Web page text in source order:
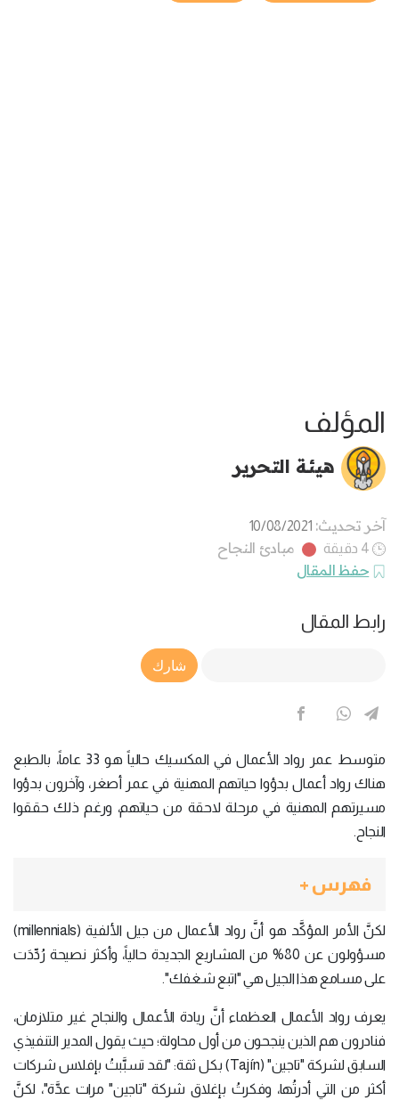
المؤلف
هيئة التحرير
آخر تحديث: 10/08/2021
4 دقيقة
مبادئ النجاح
حفظ المقال
رابط المقال
Article Link
شارك
متوسط عمر رواد الأعمال في المكسيك حالياً هو 33 عاماً، بالطبع
هناك رواد أعمال بدؤوا حياتهم المهنية في عمر أصغر، وآخرون بدؤوا
مسيرتهم المهنية في مرحلة لاحقة من حياتهم، ورغم ذلك حققوا
النجاح.
فهرس +
لكنَّ الأمر المؤكَّد هو أنَّ رواد الأعمال من جيل الألفية (millennials)
مسؤولون عن 80% من المشاريع الجديدة حالياً، وأكثر نصيحة رُدِّدَت
على مسامع هذا الجيل هي "اتبع شغفك".
يعرف رواد الأعمال العظماء أنَّ ريادة الأعمال والنجاح غير متلازمان،
فنادرون هم الذين ينجحون من أول محاولة؛ حيث يقول المدير التنفيذي
السابق لشركة "تاجين" (Tajín) بكل ثقة: "لقد تسبَّبتُ بإفلاس شركات
أكثر من التي أدرتُها، وفكرتُ بإغلاق شركة "تاجين" مرات عدَّة"، لكنَّ